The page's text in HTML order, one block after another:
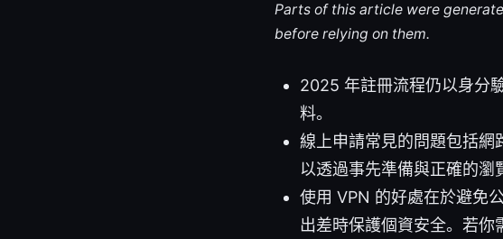
Parts of this article were
before relying on them.
2025 年註冊流程仍以身分
料。
線上申請常見的問題包括網
以透過事先準備與正確的瀏
使用 VPN 的好處在於避免
出差時保護個資安全。若